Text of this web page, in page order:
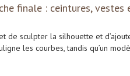
finale : ceintures, vestes
de sculpter la silhouette et
les courbes, tandis qu’un